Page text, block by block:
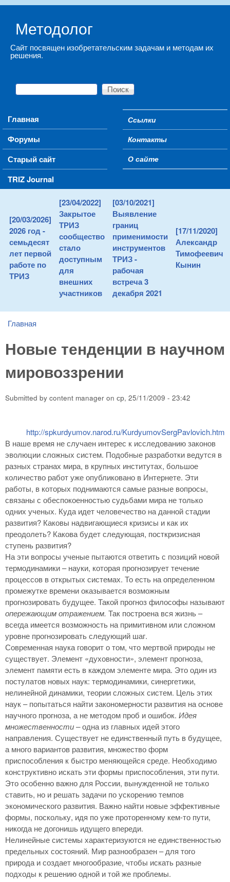
Методолог
Сайт посвящен изобретательским задачам и методам их
решения.
Форма поиска
Поиск
Main menu
Главная
Форумы
Старый сайт
TRIZ Journal
Secondary menu
Ссылки
Контакты
О сайте
[20/03/2026]
2026 год -
семьдесят
лет первой
работе по
ТРИЗ
[23/04/2022]
Закрытое
ТРИЗ
сообщество
стало
доступным
для
внешних
участников
[03/10/2021]
Выявление
границ
применимости
инструментов
ТРИЗ -
рабочая
встреча 3
декабря 2021
[17/11/2020]
Александр
Тимофеевич
Кынин
You are here
Главная
Новые тенденции в научном
мировоззрении
Submitted by content manager on ср, 25/11/2009 - 23:42
http://spkurdyumov.narod.ru/KurdyumovSergPavlovich.htm
В наше время не случаен интерес к исследованию законов
эволюции сложных систем. Подобные разработки ведутся в
разных странах мира, в крупных институтах, большое
количество работ уже опубликовано в Интернете. Эти
работы, в которых поднимаются самые разные вопросы,
связаны с обеспокоенностью судьбами мира не только
одних ученых. Куда идет человечество на данной стадии
развития? Каковы надвигающиеся кризисы и как их
преодолеть? Какова будет следующая, посткризисная
ступень развития?
На эти вопросы ученые пытаются ответить с позиций новой
термодинамики – науки, которая прогнозирует течение
процессов в открытых системах. То есть на определенном
промежутке времени оказывается возможным
прогнозировать будущее. Такой прогноз философы называют
опережающим отражением. Так построена вся жизнь –
всегда имеется возможность на примитивном или сложном
уровне прогнозировать следующий шаг.
Современная наука говорит о том, что мертвой природы не
существует. Элемент «духовности», элемент прогноза,
элемент памяти есть в каждом элементе мира. Это один из
постулатов новых наук: термодинамики, синергетики,
нелинейной динамики, теории сложных систем. Цель этих
наук – попытаться найти закономерности развития на основе
научного прогноза, а не методом проб и ошибок. Идея
множественности –одна из главных идей этого
направления. Существует не единственный путь в будущее,
а много вариантов развития, множество форм
приспособления к быстро меняющейся среде. Необходимо
конструктивно искать эти формы приспособления, эти пути.
Это особенно важно для России, вынужденной не только
ставить, но и решать задачи по ускорению темпов
экономического развития. Важно найти новые эффективные
формы, поскольку, идя по уже проторенному кем-то пути,
никогда не догонишь идущего впереди.
Нелинейные системы характеризуются не единственностью
предельных состояний. Мир разнообразен – для того
природа и создает многообразие, чтобы искать разные
подходы к решению одной и той же проблемы.